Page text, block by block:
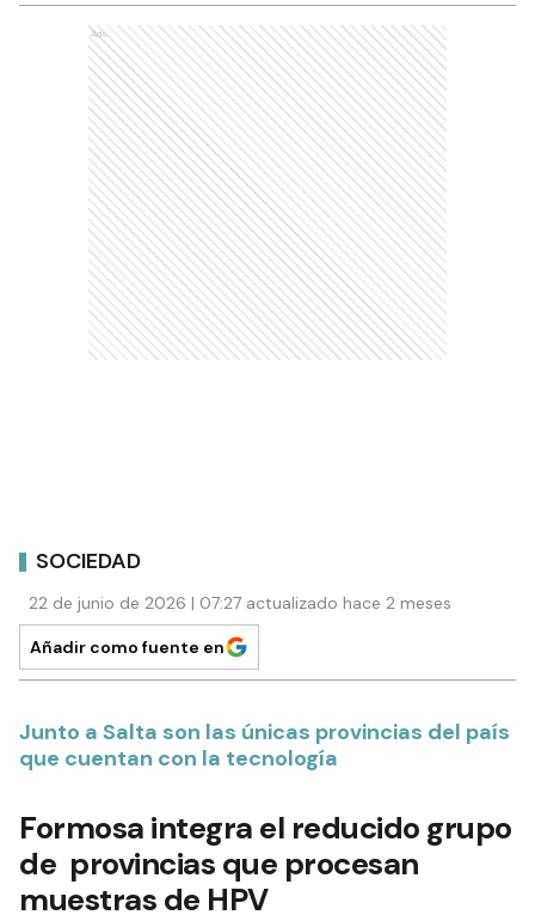
Ads
SOCIEDAD
22 de junio de 2026 | 07:27 actualizado hace 2 meses
Añadir como fuente en
Junto a Salta son las únicas provincias del país
que cuentan con la tecnología
Formosa integra el reducido grupo
de provincias que procesan
muestras de HPV